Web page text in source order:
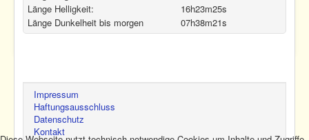
Länge Helligkeit:
16h23m25s
Länge Dunkelheit bis morgen
07h38m21s
Impressum
Haftungsausschluss
Datenschutz
Kontakt